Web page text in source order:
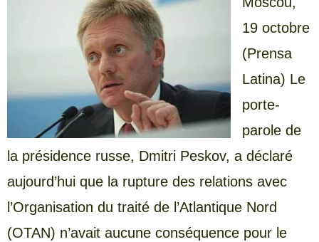
19 octobre
(Prensa
Latina) Le
porte-
parole de
la présidence russe, Dmitri Peskov, a déclaré
aujourd’hui que la rupture des relations avec
l’Organisation du traité de l’Atlantique Nord
(OTAN) n’avait aucune conséquence pour le